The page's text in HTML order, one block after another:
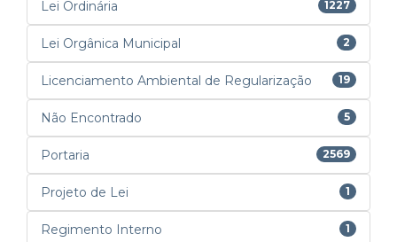
Lei Ordinária 1227
Lei Orgânica Municipal 2
Licenciamento Ambiental de Regularização 19
Não Encontrado 5
Portaria 2569
Projeto de Lei 1
Regimento Interno 1